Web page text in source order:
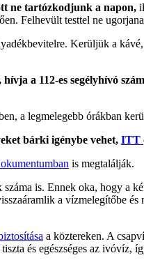
ne tartózkodjunk a napon,
Felhevült testtel ne
Kerüljük a
a 112-es segélyhívó
a legmelegebb órákban
bárki igénybe vehet, ITT
is megtalálják.
is. Ennek oka, hogy a
a vízmelegítőbe
a köztereken. A
és egészséges az